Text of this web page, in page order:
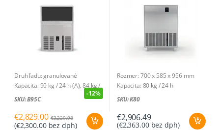
Príkon: 0,67 kW (A), 0,58 kW (W) /
Príkon/100 kg: 21,6 kWh (A), 16,3
Druh ľadu: granulované
Kapacita: 90 kg / 24 h (A), 84 kg /
24 h (W)
Spotreba vody: 3,2l/h (A), 26,8l/h
(W)
SKU: B95C
-12%
€2,829.00 €3,229.98
(€2,300.00bez dph)
Rozmer: 700 x 585 x 956 mm
Kapacita: 80 kg / 24 h
Druh ľadu: dutý ľad v tvare kužeľa
Kusov na cyklus: 60
Spotreba vody: 6,57l/h (A) ;
SKU: K80
€2,906.49
(€2,363.00bez dph)